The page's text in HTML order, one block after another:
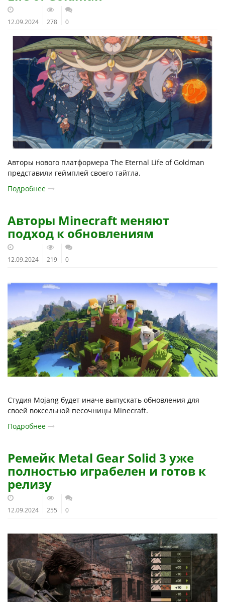
12.09.2024 278 0
Авторы нового платформера The Eternal Life of Goldman
представили геймплей своего тайтла.
Подробнее
Авторы Minecraft меняют
подход к обновлениям
12.09.2024 219 0
Студия Mojang будет иначе выпускать обновления для
своей воксельной песочницы Minecraft.
Подробнее
Ремейк Metal Gear Solid 3 уже
полностью играбелен и готов к
релизу
12.09.2024 255 0